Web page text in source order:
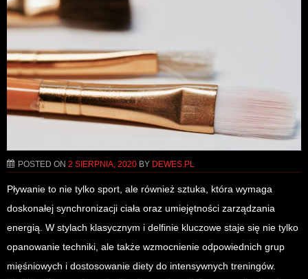
POSTED ON 2 SIERPNIA, 2020 BY DEWES.PL
Pływanie to nie tylko sport, ale również sztuka, która wymaga
doskonałej synchronizacji ciała oraz umiejętności zarządzania
energią. W stylach klasycznym i delfinie kluczowe staje się nie tylko
opanowanie techniki, ale także wzmocnienie odpowiednich grup
mięśniowych i dostosowanie diety do intensywnych treningów.